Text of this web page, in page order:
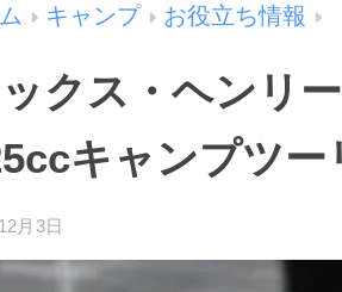
キャンプ お役立ち情報
クス・ヘンリ
キャンプツー
月3日